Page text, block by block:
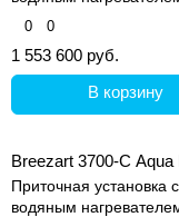
водным охладителем
0 0
1 553 600 руб.
В корзину
Breezart 3700-C Aqua
Приточная установка с
водяным